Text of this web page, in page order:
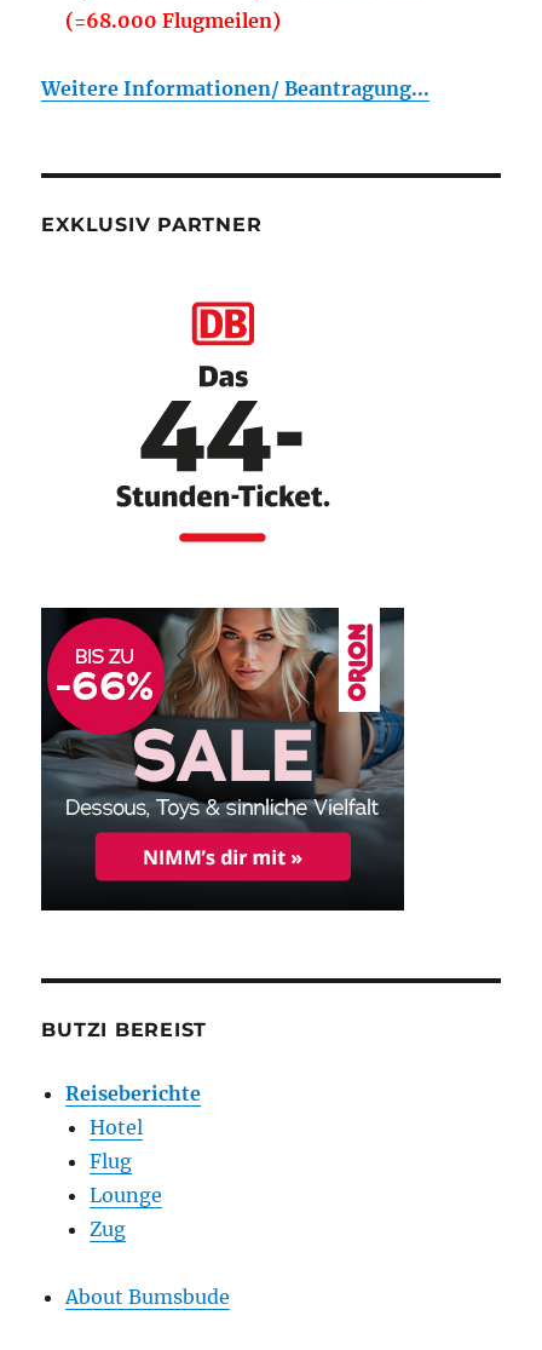
(=68.000 Flugmeilen)
Weitere Informationen/ Beantragung...
EXKLUSIV PARTNER
BUTZI BEREIST
Reiseberichte
Hotel
Flug
Lounge
Zug
About Bumsbude